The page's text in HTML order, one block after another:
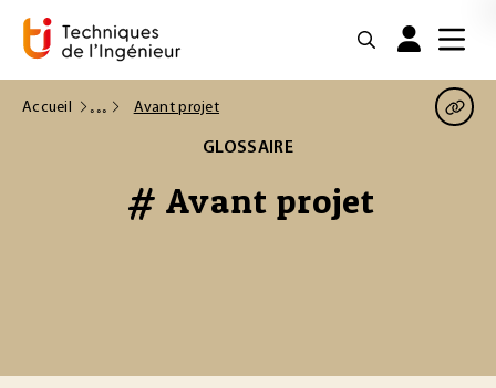
Accueil Avant projet
GLOSSAIRE
# Avant projet